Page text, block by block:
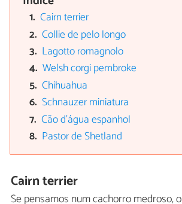
Cairn terrier
Collie de pelo longo
Lagotto romagnolo
Welsh corgi pembroke
Chihuahua
Schnauzer miniatura
Cão d'água espanhol
Pastor de Shetland
Cairn terrier
Se pensamos num cachorro medroso, o